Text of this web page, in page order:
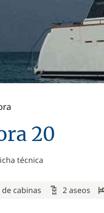
20
técnica
cabinas 2 aseos